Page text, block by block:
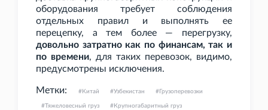
оборудования требует соблюдения
отдельных правил и выполнять ее
перецепку, а тем более — перегрузку,
довольно затратно как по финансам, так и
по времени, для таких перевозок, видимо,
предусмотрены исключения.
Метки: Китай Узбекистан Грузоперевозки
Тяжеловесный груз Крупногабаритный груз